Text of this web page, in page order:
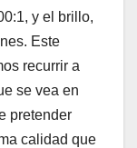
y el brillo,
Este
recurrir a
se vea en
pretender
calidad que